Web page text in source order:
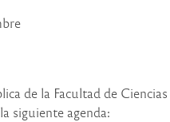
de la Facultad de
siguiente agenda: